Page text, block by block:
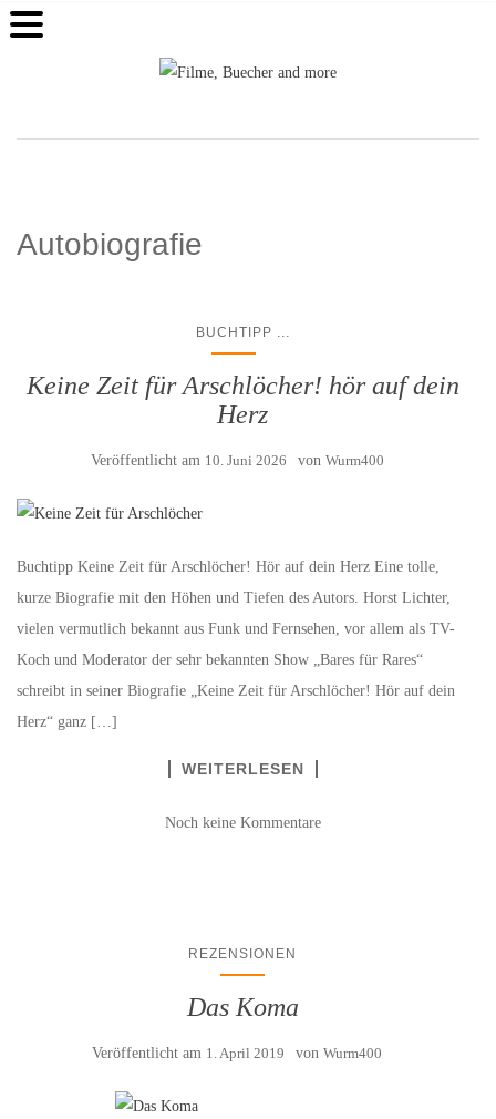
Autobiografie
BUCHTIPP
Keine Zeit für Arschlöcher! hör auf dein
Herz
Veröffentlicht am 10. Juni 2026 von Wurm400
Buchtipp Keine Zeit für Arschlöcher! Hör auf dein Herz Eine tolle,
kurze Biografie mit den Höhen und Tiefen des Autors. Horst Lichter,
vielen vermutlich bekannt aus Funk und Fernsehen, vor allem als TV-
Koch und Moderator der sehr bekannten Show „Bares für Rares“
schreibt in seiner Biografie „Keine Zeit für Arschlöcher! Hör auf dein
Herz“ ganz […]
WEITERLESEN
Noch keine Kommentare
REZENSIONEN
Das Koma
Veröffentlicht am 1. April 2019 von Wurm400